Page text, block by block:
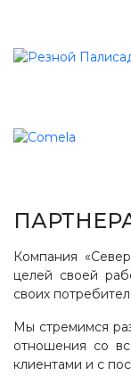
Компания
целей своей
своих
Мы стремимся
отношения со
клиентами и с